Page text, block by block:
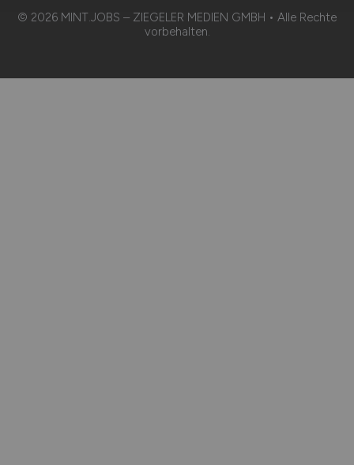
© 2026 MINT.JOBS – ZIEGELER MEDIEN GMBH • Alle Rechte
vorbehalten.